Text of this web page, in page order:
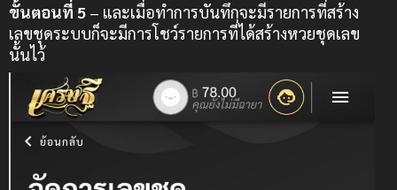
ขั้นตอนที่ 5 – และเมื่อทำการบันทึกจะมีรายการที่สร้าง
เลขชุดระบบก็จะมีการโชว์รายการที่ได้สร้างหวยชุดเลข
นั้นไว้